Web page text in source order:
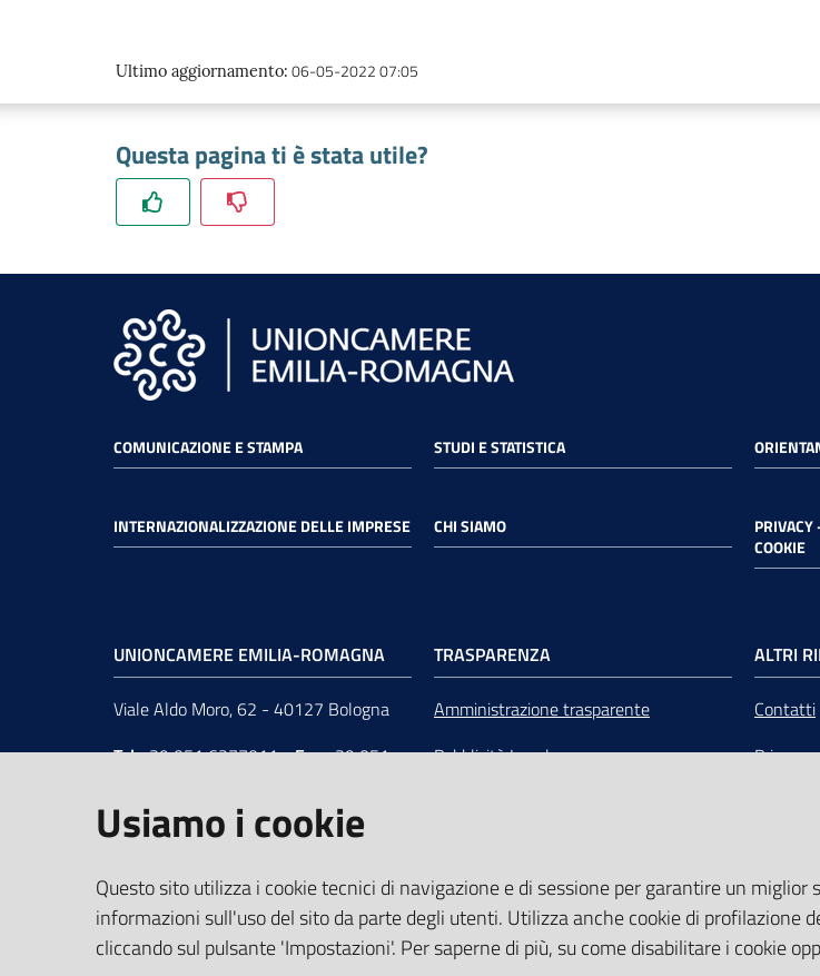
Ultimo aggiornamento: 06-05-2022 07:05
Questa pagina ti è stata utile?
COMUNICAZIONE E STAMPA STUDI E STATISTICA
INTERNAZIONALIZZAZIONE DELLE IMPRESE CHI SIAMO
PRIVACY
COOKIE
UNIONCAMERE EMILIA-ROMAGNA
Viale Aldo Moro, 62 - 40127 Bologna
Tel+39 051 6377011-Fax+39 051
e-mail:segreteria@rer.camcom.it
unioncamereemiliaromagna@legalmail.it
Partita Iva: 02294450370 -C.F.
80062830379 -iPA: UFUS8I
TRASPARENZA
Amministrazione trasparente
Pubblicità Legale
ALTRI
Contatti
Privacy
Sito
Usiamo i cookie
Questo sito utilizza i cookie tecnici di navigazione e di sessione per garantire un
informazioni sull'uso del sito da parte degli utenti. Utilizza anche cookie di profilazione
cliccando sul pulsante 'Impostazioni'. Per saperne di più, su come disabilitare i cookie